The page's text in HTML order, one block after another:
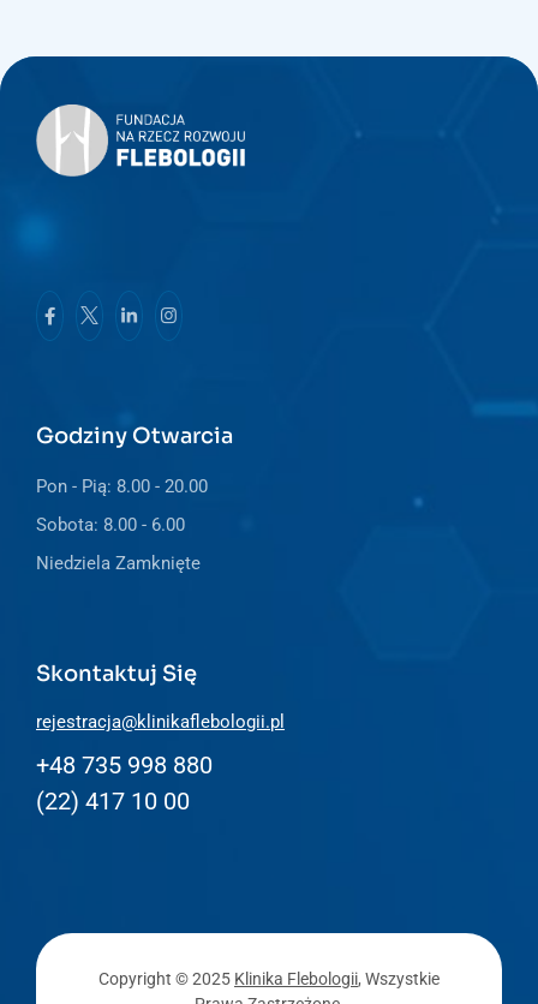
Godziny Otwarcia
Pon - Pią: 8.00 - 20.00
Sobota: 8.00 - 6.00
Niedziela Zamknięte
Skontaktuj Się
+48 735 998 880
(22) 417 10 00
rejestracja@klinikaflebologii.pl
Copyright © 2025 Klinika Flebologii, Wszystkie